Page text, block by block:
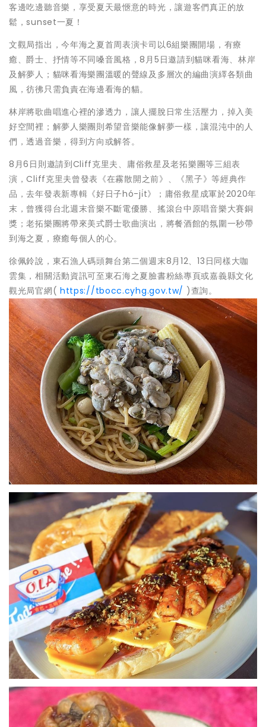
客邊吃邊聽音樂，享受夏天最愜意的時光，讓遊客們真正的放
鬆，sunset一夏！
文觀局指出，今年海之夏首周表演卡司以6組樂團開場，有療
癒、爵士、抒情等不同嗓音風格，8月5日邀請到貓咪看海、林岸
及解夢人；貓咪看海樂團溫暖的聲線及多層次的編曲演繹各類曲
風，彷彿只需負責在海邊看海的貓。
林岸將歌曲唱進心裡的滲透力，讓人擺脫日常生活壓力，掉入美
好空間裡；解夢人樂團則希望音樂能像解夢一樣，讓混沌中的人
們，透過音樂，得到方向或解答。
8月6日則邀請到Cliff克里夫、庸俗救星及老拓樂團等三組表
演，Cliff克里夫曾發表《在霧散開之前》、《黑子》等經典作
品，去年發表新專輯《好日子hó-ji̍t》；庸俗救星成軍於2020年
末，曾獲得台北週末音樂不斷電優勝、搖滾台中原唱音樂大賽銅
獎；老拓樂團將帶來美式爵士歌曲演出，將餐酒館的氛圍一秒帶
到海之夏，療癒每個人的心。
徐佩鈴說，東石漁人碼頭舞台第二個週末8月12、13日同樣大咖
雲集，相關活動資訊可至東石海之夏臉書粉絲專頁或嘉義縣文化
觀光局官網( https://tbocc.cyhg.gov.tw/ )查詢。